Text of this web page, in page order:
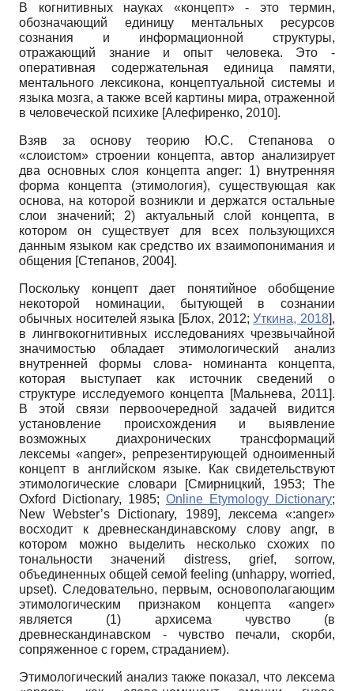
В когнитивных науках «концепт» - это термин,
обозначающий единицу ментальных ресурсов
сознания и информационной структуры,
отражающий знание и опыт человека. Это -
оперативная содержательная единица памяти,
ментального лексикона, концептуальной системы и
языка мозга, а также всей картины мира, отраженной
в человеческой психике [Алефиренко, 2010].
Взяв за основу теорию Ю.С. Степанова о
«слоистом» строении концепта, автор анализирует
два основных слоя концепта anger: 1) внутренняя
форма концепта (этимология), существующая как
основа, на которой возникли и держатся остальные
слои значений; 2) актуальный слой концепта, в
котором он существует для всех пользующихся
данным языком как средство их взаимопонимания и
общения [Степанов, 2004].
Поскольку концепт дает понятийное обобщение
некоторой номинации, бытующей в сознании
обычных носителей языка [Блох, 2012;Уткина, 2018],
в лингвокогнитивных исследованиях чрезвычайной
значимостью обладает этимологический анализ
внутренней формы слова- номинанта концепта,
которая выступает как источник сведений о
структуре исследуемого концепта
[Мальнева, 2011].
В этой связи первоочередной задачей видится
установление происхождения и выявление
возможных диахронических трансформаций
лексемы «anger», репрезентирующей одноименный
концепт в английском языке. Как свидетельствуют
этимологические словари
[Смирницкий, 1953; The
Oxford Dictionary, 1985; Online Etymology Dictionary;
New Webster’s Dictionary, 1989], лексема «:anger»
восходит к древнескандинавскому слову angr, в
котором можно выделить несколько схожих по
тональности значений distress, grief, sorrow,
объединенных общей семой feeling (unhappy, worried,
upset). Следовательно, первым, основополагающим
этимологическим признаком концепта «anger»
является (1) архисема чувство (в
древнескандинавском - чувство печали, скорби,
сопряженное с горем, страданием).
Этимологический анализ также показал, что лексема